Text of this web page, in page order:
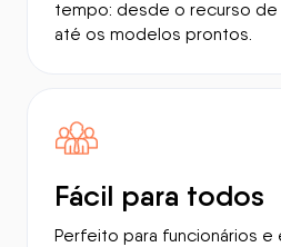
tempo: desde o recurso de
até os modelos prontos.
Fácil para todos
Perfeito para funcionários e